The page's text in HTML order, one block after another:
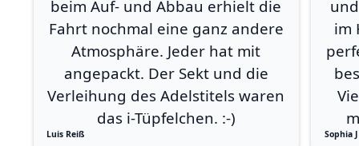
beim Auf- und Abbau erhielt die
Fahrt nochmal eine ganz andere
Atmosphäre. Jeder hat mit
angepackt. Der Sekt und die
Verleihung des Adelstitels waren
das i-Tüpfelchen. :-)
Luis Reiß
im
Sophia J